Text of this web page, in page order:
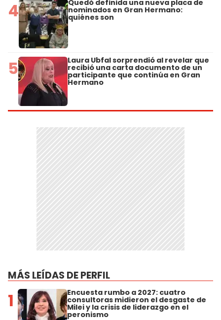
4 Quedó definida una nueva placa de
nominados en Gran Hermano:
quiénes son
5 Laura Ubfal sorprendió al revelar que
recibió una carta documento de un
participante que continúa en Gran
Hermano
MÁS LEÍDAS DE PERFIL
1 Encuesta rumbo a 2027: cuatro
consultoras midieron el desgaste de
Milei y la crisis de liderazgo en el
peronismo